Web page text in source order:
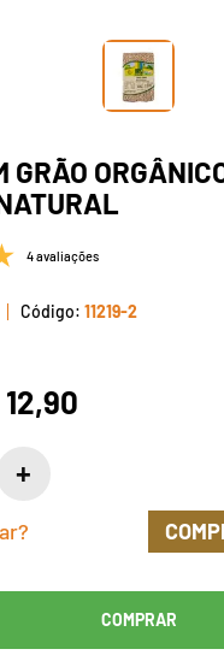
GRÃO
4 avaliações
11219-2
COMPRAR